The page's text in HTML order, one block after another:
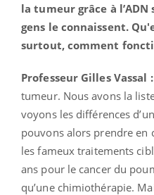
la tumeur grâce à
gens le connaissent.
surtout, comment
Professeur Gilles Vassal :
tumeur. Nous avons la
voyons les différences
pouvons alors prendre en
les fameux traitements
ans pour le cancer du
qu’une chimiothérapie.